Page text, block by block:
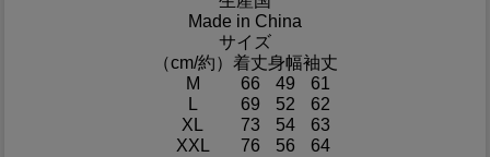
Made in China
サイズ
（cm/約） 着丈身幅袖丈
M
66 49
61
L
69 52
62
XL
73 54
63
XXL
76 56 64